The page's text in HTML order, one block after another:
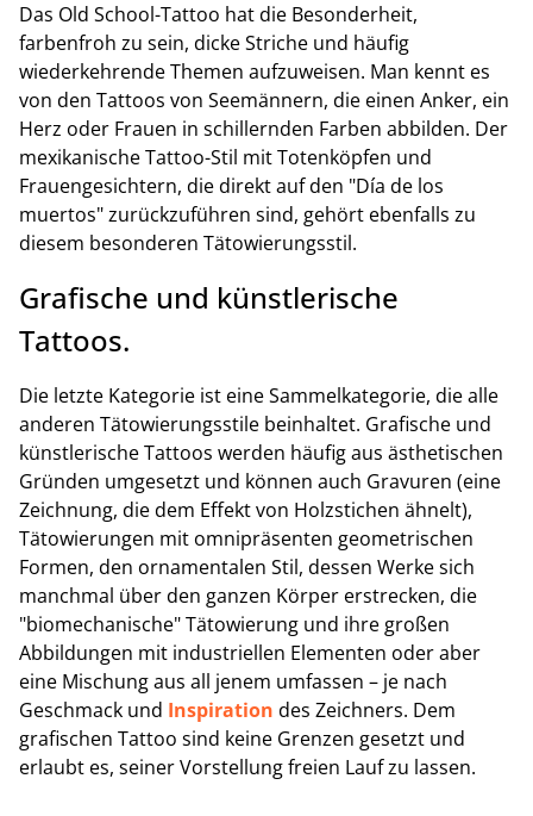
Das Old School-Tattoo hat die Besonderheit,
farbenfroh zu sein, dicke Striche und häufig
wiederkehrende Themen aufzuweisen. Man kennt es
von den Tattoos von Seemännern, die einen Anker, ein
Herz oder Frauen in schillernden Farben abbilden. Der
mexikanische Tattoo-Stil mit Totenköpfen und
Frauengesichtern, die direkt auf den "Día de los
muertos" zurückzuführen sind, gehört ebenfalls zu
diesem besonderen Tätowierungsstil.
Grafische und künstlerische
Tattoos.
Die letzte Kategorie ist eine Sammelkategorie, die alle
anderen Tätowierungsstile beinhaltet. Grafische und
künstlerische Tattoos werden häufig aus ästhetischen
Gründen umgesetzt und können auch Gravuren (eine
Zeichnung, die dem Effekt von Holzstichen ähnelt),
Tätowierungen mit omnipräsenten geometrischen
Formen, den ornamentalen Stil, dessen Werke sich
manchmal über den ganzen Körper erstrecken, die
"biomechanische" Tätowierung und ihre großen
Abbildungen mit industriellen Elementen oder aber
eine Mischung aus all jenem umfassen – je nach
Geschmack und Inspiration des Zeichners. Dem
grafischen Tattoo sind keine Grenzen gesetzt und
erlaubt es, seiner Vorstellung freien Lauf zu lassen.